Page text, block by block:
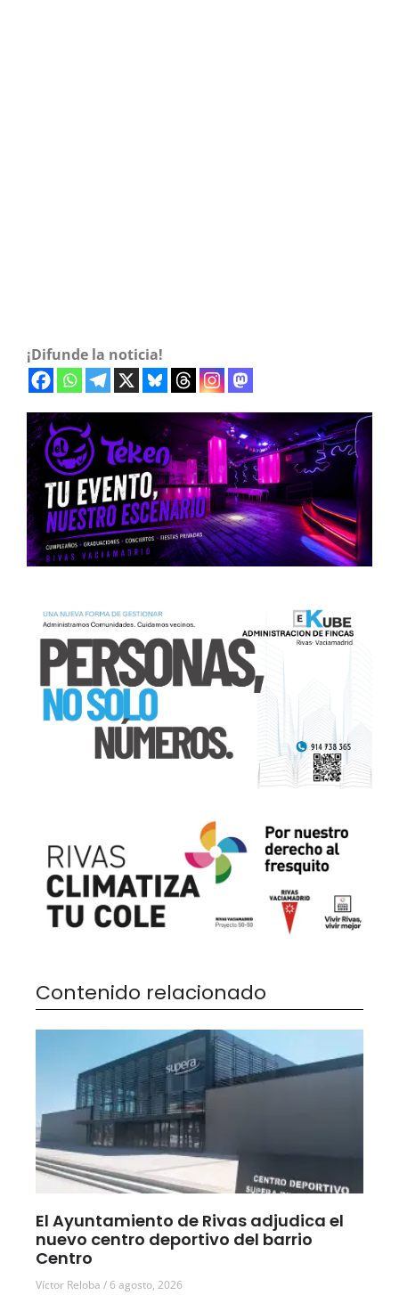
¡Difunde la noticia!
Contenido relacionado
El Ayuntamiento de Rivas adjudica el
nuevo centro deportivo del barrio
Centro
Víctor Reloba 6 agosto, 2026